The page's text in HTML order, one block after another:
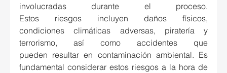
involucradas durante el proceso.
Estos riesgos incluyen daños físicos,
condiciones climáticas adversas, piratería y
terrorismo, así como accidentes que
pueden resultar en contaminación ambiental. Es
fundamental considerar estos riesgos a la hora de